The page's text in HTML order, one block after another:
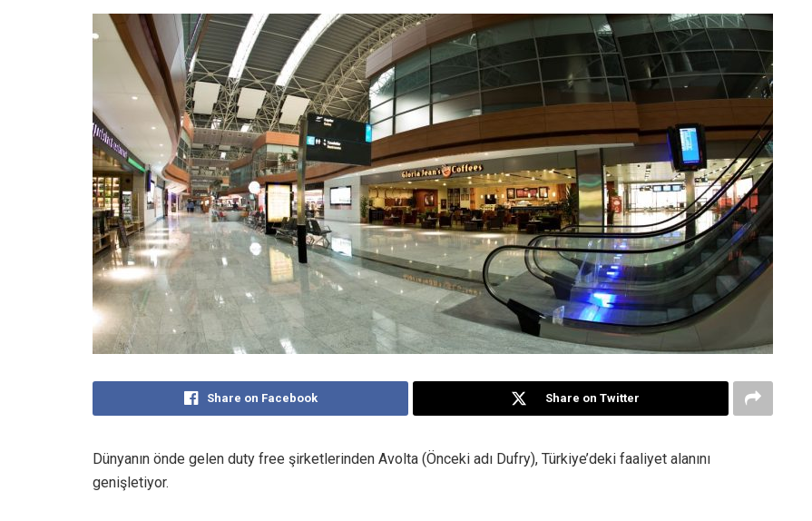
Share on Facebook Share on Twitter
Dünyanın önde gelen duty free şirketlerinden Avolta (Önceki adı Dufry), Türkiye’deki faaliyet alanını
genişletiyor.